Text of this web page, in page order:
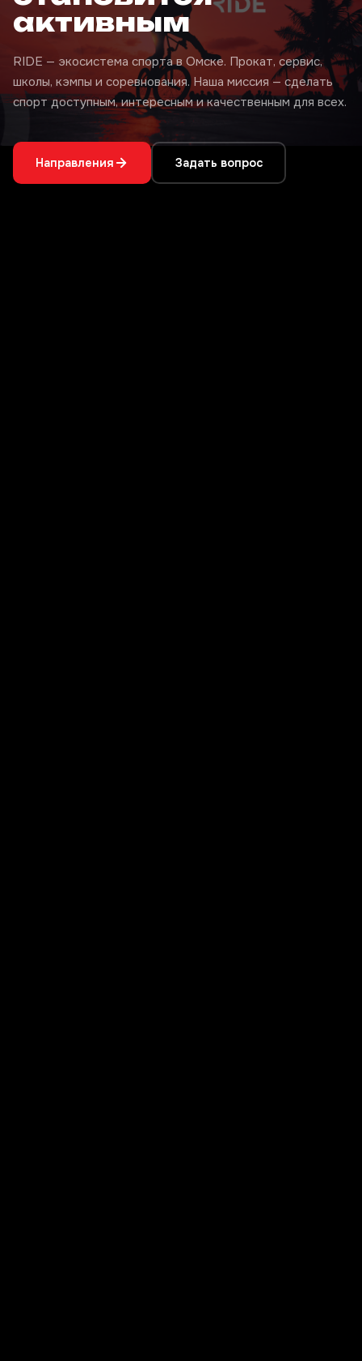
активным
RIDE — экосистема спорта в Омске. Прокат, сервис,
школы, кэмпы и соревнования. Наша миссия — сделать
спорт доступным, интересным и качественным для всех.
Направления Задать вопрос